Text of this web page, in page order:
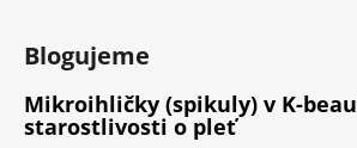
Blogujeme
Mikroihličky (spikuly) v K-
starostlivosti o pleť